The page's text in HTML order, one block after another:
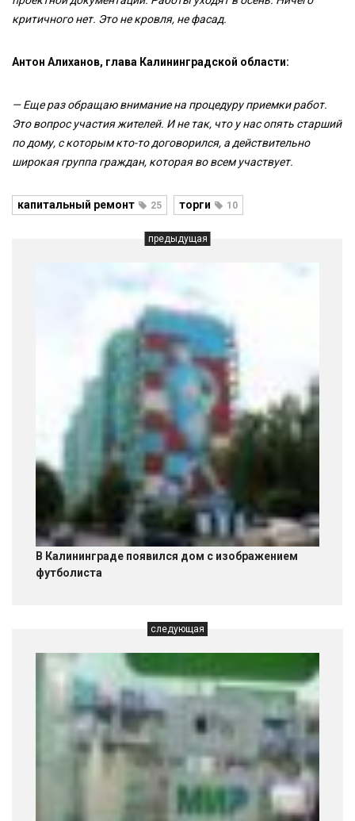
критичного нет. Это не кровля, не фасад.
Антон Алиханов, глава Калининградской области:
— Еще раз обращаю внимание на процедуру приемки работ.
Это вопрос участия жителей. И не так, что у нас опять старший
по дому, с которым кто-то договорился, а действительно
широкая группа граждан, которая во всем участвует.
капитальный ремонт 25 торги 10
предыдущая
В Калининграде появился дом с изображением
футболиста
следующая